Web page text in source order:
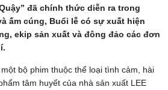
đã chính thức diễn ra trong
ấm cúng, Buổi lễ có sự xuất hiện
ekip sản xuất và đông đảo các đơn
một bộ phim thuộc thể loại tình cảm, hài
tâm huyết của nhà sản xuất LEE